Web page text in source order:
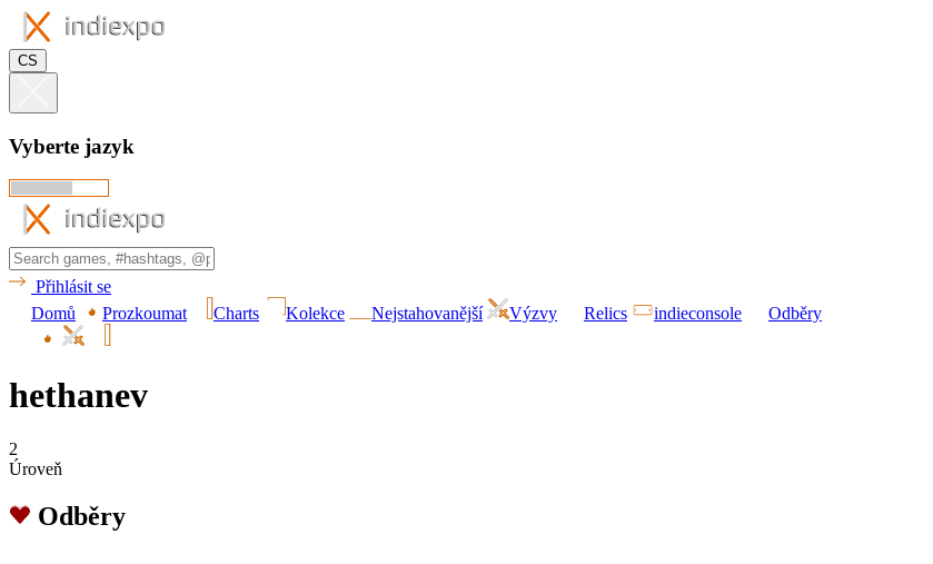
CS
Vyberte jazyk
Přihlásit se
Domů
Prozkoumat Charts Kolekce Nejstahovanější Výzvy Relics indieconsole Odběry
hethanev
2
Úroveň
Odběry